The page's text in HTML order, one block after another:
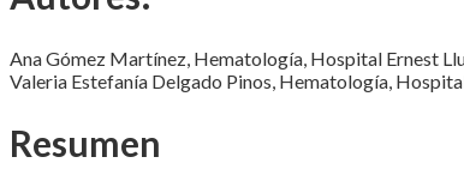
Ana Gómez Martínez, Hematología, Hospital Ernest
Valeria Estefanía Delgado Pinos, Hematología,
Resumen